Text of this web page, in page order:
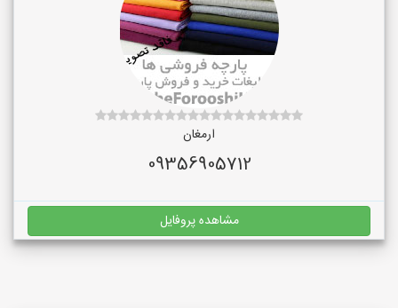
ارمغان
09356905712
مشاهده پروفایل